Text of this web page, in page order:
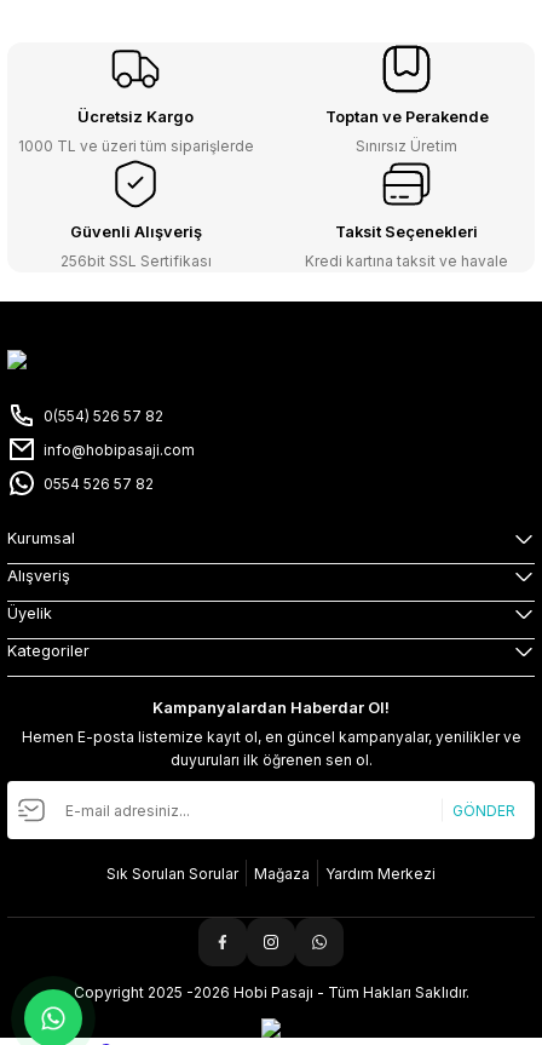
Ücretsiz Kargo
1000 TL ve üzeri tüm siparişlerde
Toptan ve Perakende
Sınırsız Üretim
Güvenli Alışveriş
256bit SSL Sertifikası
Taksit Seçenekleri
Kredi kartına taksit ve havale
0(554) 526 57 82
info@hobipasaji.com
0554 526 57 82
Kurumsal
Alışveriş
Üyelik
Kategoriler
Kampanyalardan Haberdar Ol!
Hemen E-posta listemize kayıt ol, en güncel kampanyalar, yenilikler ve
duyuruları ilk öğrenen sen ol.
GÖNDER
Sık Sorulan Sorular Mağaza Yardım Merkezi
Copyright 2025 -2026 Hobi Pasajı - Tüm Hakları Saklıdır.